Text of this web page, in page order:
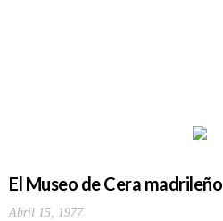
El Museo de Cera madrileño
Abril 15, 1977